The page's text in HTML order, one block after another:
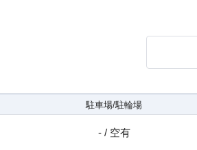
駐車場/駐輪場
- / 空有